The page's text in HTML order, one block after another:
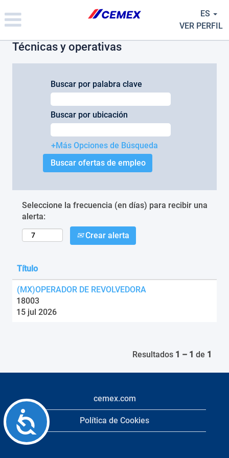
note:
This
includes
accessibility
Accessibility
ES
VER PERFIL
Técnicas y operativas
Buscar por palabra clave
Buscar por ubicación
+Más Opciones de Búsqueda
Seleccione la frecuencia (en días) para recibir una
alerta:
Crear alerta
Título
(MX)OPERADOR DE REVOLVEDORA
18003
15 jul 2026
Resultados 1 – 1 de 1
cemex.com
Política de Cookies